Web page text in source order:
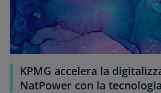
KPMG accelera la
NatPower con la